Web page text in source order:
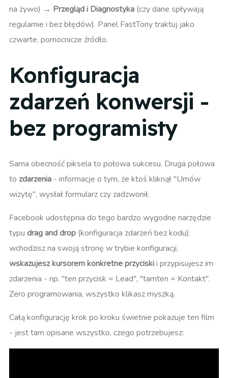
na żywo) → Przegląd i Diagnostyka (czy dane spływają
regularnie i bez błędów). Panel FastTony traktuj jako
czwarte, pomocnicze źródło.
Konfiguracja
zdarzeń konwersji -
bez programisty
Sama obecność piksela to połowa sukcesu. Druga połowa
to zdarzenia - informacje o tym, że ktoś kliknął "Umów
wizytę", wysłał formularz czy zadzwonił.
Facebook udostępnia do tego bardzo wygodne narzędzie
typu drag and drop (konfiguracja zdarzeń bez kodu):
wchodzisz na swoją stronę w trybie konfiguracji,
wskazujesz kursorem konkretne przyciskii przypisujesz im
zdarzenia - np. "ten przycisk = Lead", "tamten = Kontakt".
Zero programowania, wszystko klikasz myszką.
Całą konfigurację krok po kroku świetnie pokazuje ten film
- jest tam opisane wszystko, czego potrzebujesz: